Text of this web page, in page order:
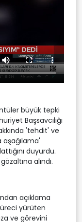
büyük tepki
Başsavcılığı
'tehdit' ve
aşağılama'
duyurdu.
alındı.
açıklama
yürüten
ve görevini